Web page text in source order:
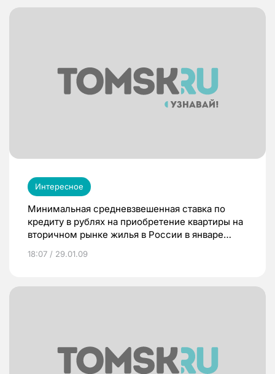
ставят под вопрос будущее компании.
Интересное
Минимальная средневзвешенная ставка по
кредиту в рублях на приобретение квартиры на
вторичном рынке жилья в России в январе
19,06%.
18:07 / 29.01.09